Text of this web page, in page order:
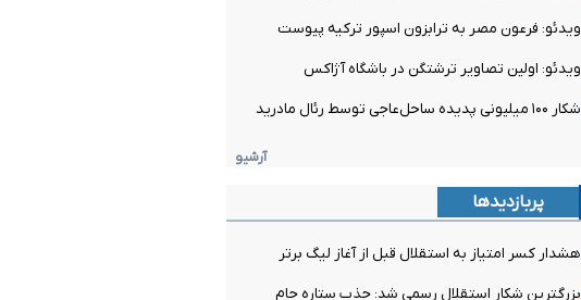
ویدئو: فرعون مصر به ترابزون اسپور ترکیه پیوست
ویدئو: اولین تصاویر ترشتگن در باشگاه آژاکس
شکار ۱۰۰ میلیونی پدیده ساحل‌عاجی توسط رئال مادرید
آرشیو
پربازدیدها
هشدار کسر امتیاز به استقلال قبل از آغاز لیگ برتر
بزرگترین شکار استقلال رسمی شد: جذب ستاره جام